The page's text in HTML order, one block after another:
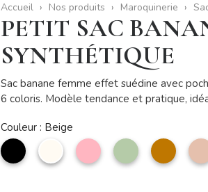
Accueil Nos produits Maroquinerie
PETIT SAC
SYNTHÉTIQUE
Sac banane femme effet suédine avec
6 coloris. Modèle tendance et pratique,
Couleur : Beige
noir Beige
Rose
clair
Vert
amande
camel